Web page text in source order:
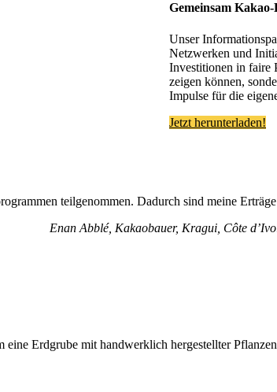
Gemeinsam
Unser
Netzwerken und
Investitionen in faire
zeigen können,
Impulse für die
Jetzt herunterladen!
teilgenommen. Dadurch sind meine
Enan Abblé, Kakaobauer, Kragui, Côte